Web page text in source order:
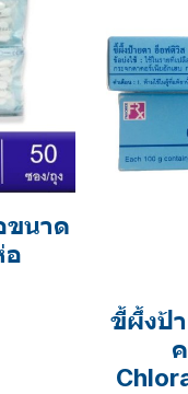
ขนาด
อ
ขี้ผึ้งป้